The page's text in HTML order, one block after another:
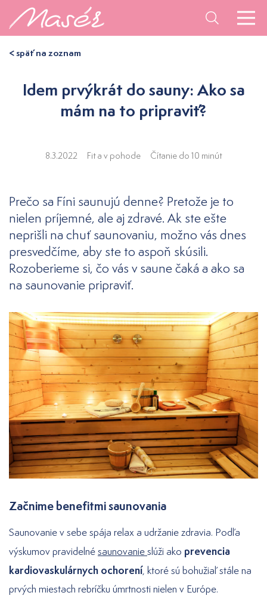
< späť na zoznam
Idem prvýkrát do sauny: Ako sa
mám na to pripraviť?
8.3.2022 Fit a v pohode Čítanie do 10 minút
Prečo sa Fíni saunujú denne? Pretože je to
nielen príjemné, ale aj zdravé. Ak ste ešte
neprišli na chuť saunovaniu, možno vás dnes
presvedčíme, aby ste to aspoň skúsili.
Rozoberieme si, čo vás v saune čaká a ako sa
na saunovanie pripraviť.
Začnime benefitmi saunovania
Saunovanie v sebe spája relax a udržanie zdravia. Podľa
výskumov pravidelnésaunovanieslúži ako prevencia
kardiovaskulárnych ochorení, ktoré sú bohužiaľ stále na
prvých miestach rebríčku úmrtnosti nielen v Európe.